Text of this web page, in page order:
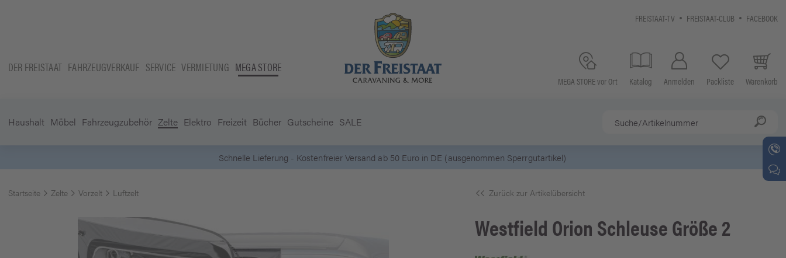
FREISTAAT-TV FREISTAAT-CLUB FACEBOOK
DER FREISTAAT FAHRZEUGVERKAUF SERVICE VERMIETUNG MEGA STORE
MEGA STORE vor Ort Katalog Anmelden Packliste Warenkorb
Haushalt Möbel Fahrzeugzubehör Zelte Elektro Freizeit Bücher Gutscheine SALE
5 Euro Gutschein* beiNewsletter-Anmeldung
Startseite Zelte Vorzelt Luftzelt Zurück zur Artikelübersicht
WestfieldOrion Schleuse Größe 2